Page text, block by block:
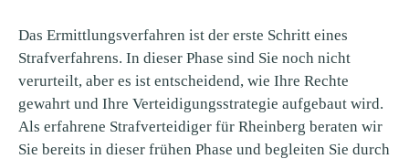
Das Ermittlungsverfahren ist der erste Schritt eines
Strafverfahrens. In dieser Phase sind Sie noch nicht
verurteilt, aber es ist entscheidend, wie Ihre Rechte
gewahrt und Ihre Verteidigungsstrategie aufgebaut wird.
Als erfahrene Strafverteidiger für Rheinberg beraten wir
Sie bereits in dieser frühen Phase und begleiten Sie durch